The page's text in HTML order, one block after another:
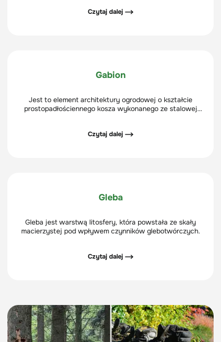
Czytaj dalej ⟶
Gabion
Jest to element architektury ogrodowej o kształcie
prostopadłościennego kosza wykonanego ze stalowej
Czytaj dalej ⟶
Gleba
Gleba jest warstwą litosfery, która powstała ze skały
macierzystej pod wpływem czynników glebotwórczych.
Czytaj dalej ⟶